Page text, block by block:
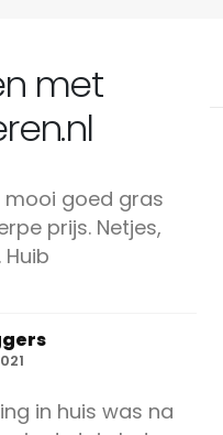
met
mooi goed gras
prijs. Netjes,
in huis was na